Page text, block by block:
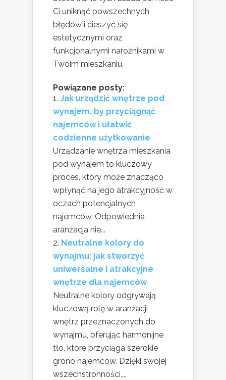
Ci uniknąć powszechnych
błędów i cieszyć się
estetycznymi oraz
funkcjonalnymi narożnikami w
Twoim mieszkaniu.
Powiązane posty:
Jak urządzić wnętrze pod
wynajem, by przyciągnąć
najemców i ułatwić
codzienne użytkowanie
Urządzanie wnętrza mieszkania
pod wynajem to kluczowy
proces, który może znacząco
wpłynąć na jego atrakcyjność w
oczach potencjalnych
najemców. Odpowiednia
aranżacja nie...
Neutralne kolory do
wynajmu: jak stworzyć
uniwersalne i atrakcyjne
wnętrze dla najemców
Neutralne kolory odgrywają
kluczową rolę w aranżacji
wnętrz przeznaczonych do
wynajmu, oferując harmonijne
tło, które przyciąga szerokie
grono najemców. Dzięki swojej
wszechstronności,...